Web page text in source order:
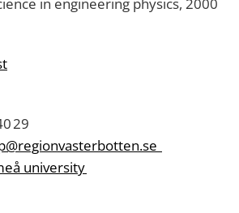
29
university